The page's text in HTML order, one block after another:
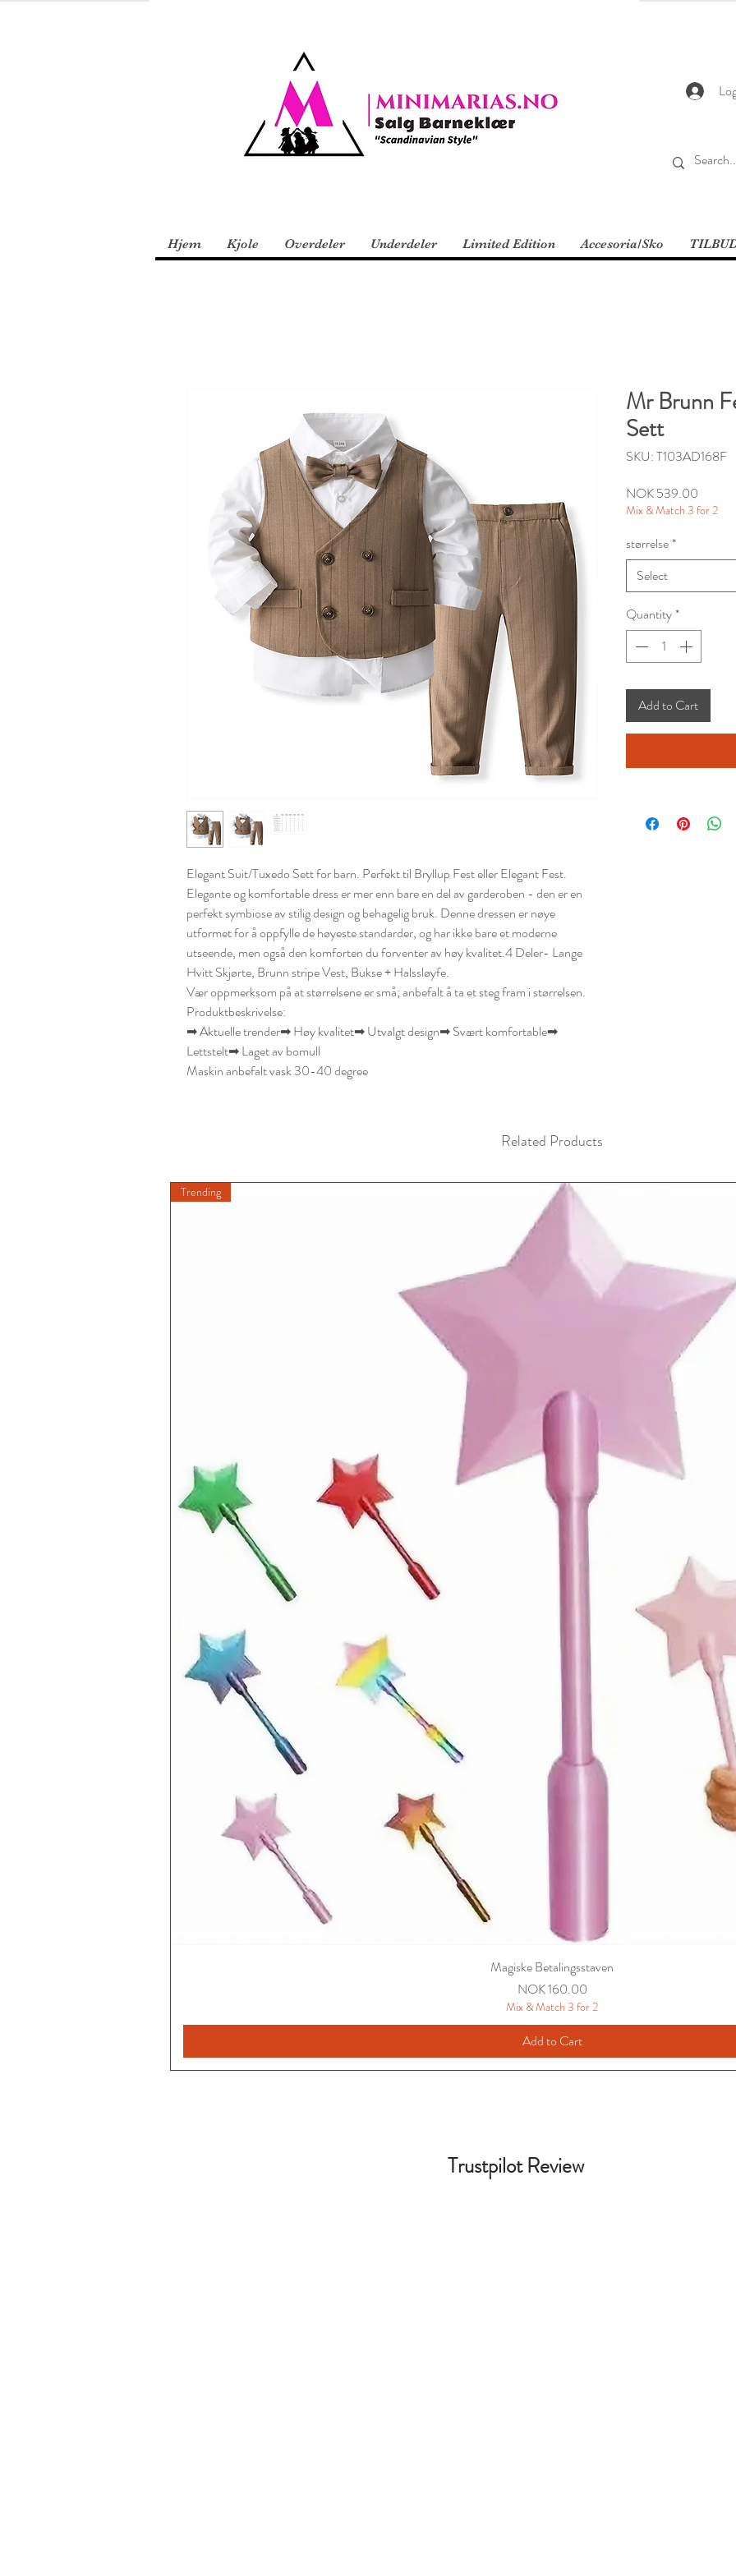
Hjem Kjole Overdeler Underdeler Limited Edition Accesoria/Sko
Elegant Suit/Tuxedo Sett for barn. Perfekt til Bryllup Fest eller Elegant Fest.
Elegante og komfortable dress er mer enn bare en del av garderoben - den er en
perfekt symbiose av stilig design og behagelig bruk. Denne dressen er nøye
utformet for å oppfylle de høyeste standarder, og har ikke bare et moderne
utseende, men også den komforten du forventer av høy kvalitet.4 Deler- Lange
Hvitt Skjørte, Brunn stripe Vest, Bukse + Halssløyfe.
Vær oppmerksom på at størrelsene er små; anbefalt å ta et steg fram i størrelsen.
Produktbeskrivelse:
➡ Aktuelle trender➡ Høy kvalitet➡ Utvalgt design➡ Svært komfortable➡
Lettstelt➡ Laget av bomull
Maskin anbefalt vask 30-40 degree
Mr Brunn
Sett
SKU: T103AD168F
NOK 539.00
Mix & Match 3 for 2
størrelse*
Select
Quantity*
Add to Cart
Related Products
Trending
Magiske Betalingsstaven
Price
NOK 160.00
Mix & Match 3 for 2
Add to Cart
Trustpilot Review